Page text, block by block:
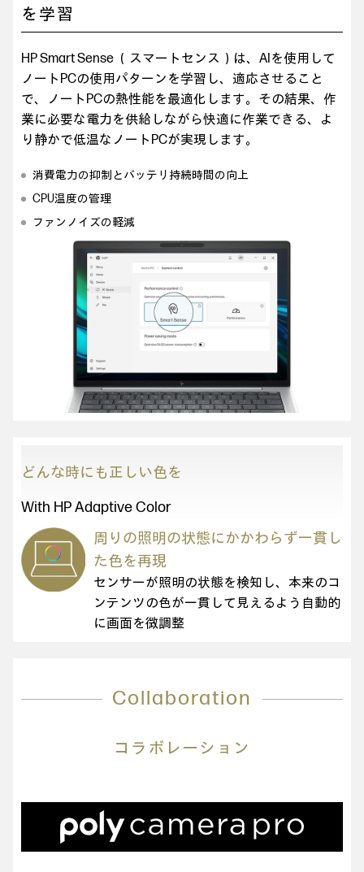
を学習
HP Smart Sense （スマートセンス）は、AIを使用して
ノートPCの使用パターンを学習し、適応させること
で、ノートPCの熱性能を最適化します。その結果、作
業に必要な電力を供給しながら快適に作業できる、よ
り静かで低温なノートPCが実現します。
消費電力の抑制とバッテリ持続時間の向上
CPU温度の管理
ファンノイズの軽減
どんな時にも正しい色を
With HP Adaptive Color
周りの照明の状態にかかわらず一貫し
た色を再現
センサーが照明の状態を検知し、本来のコ
ンテンツの色が一貫して見えるよう自動的
に画面を微調整
Collaboration
コラボレーション